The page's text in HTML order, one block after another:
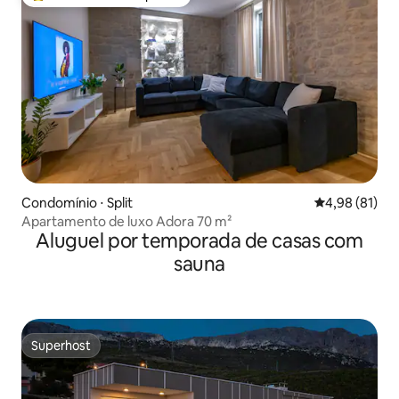
Condomínio ⋅ Split 4,98 de uma
4,98 (81)
Apartamento de luxo Adora 70 m²
Aluguel por temporada de casas com
sauna
Superhost
Superhost